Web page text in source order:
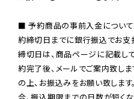
■ 予約商品の事前入金につい
約締切日までに銀行振込でお支
締切日は、商品ページに記載し
約完了後、メールでご案内致し
の上、お振込みをお願い致しま
合、振込期限までの日数が短く